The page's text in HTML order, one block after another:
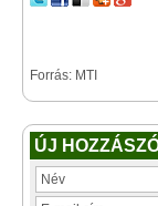
Forrás: MTI
ÚJ